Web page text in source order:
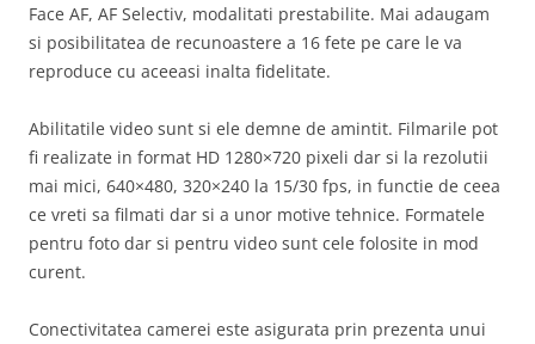
Face AF, AF Selectiv, modalitati prestabilite. Mai adaugam
si posibilitatea de recunoastere a 16 fete pe care le va
reproduce cu aceeasi inalta fidelitate.
Abilitatile video sunt si ele demne de amintit. Filmarile pot
fi realizate in format HD 1280×720 pixeli dar si la rezolutii
mai mici, 640×480, 320×240 la 15/30 fps, in functie de ceea
ce vreti sa filmati dar si a unor motive tehnice. Formatele
pentru foto dar si pentru video sunt cele folosite in mod
curent.
Conectivitatea camerei este asigurata prin prezenta unui